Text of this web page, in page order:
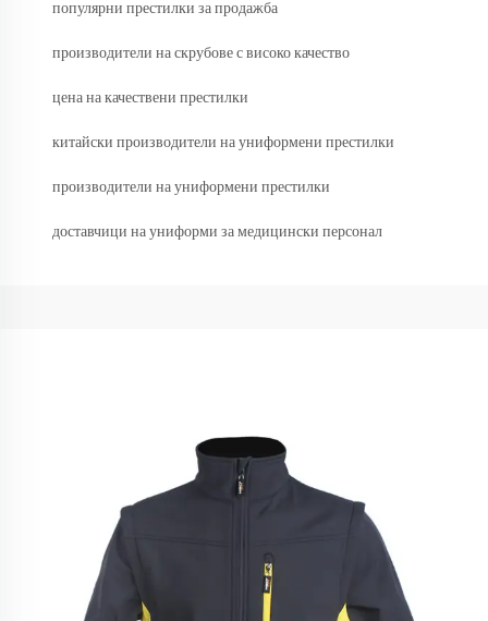
популярни престилки за продажба
производители на скрубове с високо качество
цена на качествени престилки
китайски производители на униформени престилки
производители на униформени престилки
доставчици на униформи за медицински персонал